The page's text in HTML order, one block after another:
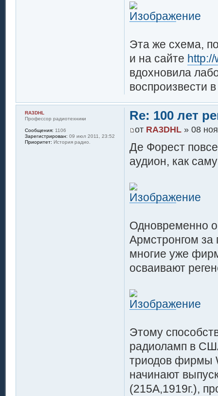
Эта же схема,
и на сайте
вдохновила
воспроизвести
Re: 100 лет
от RA3DHL» 08
Де Форест
аудион, как
Одновременно
Армстронгом за
многие уже
осваивают
Этому
радиоламп в
триодов фирмы
начинают
(215A,1919г.),
RA3DHL
Профессор радиотехники
Сообщения: 1106
Зарегистрирован: 09 июл 2011, 23:52
Приоритет: История радио.